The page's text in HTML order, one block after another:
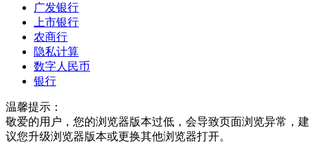
广发银行
上市银行
农商行
隐私计算
数字人民币
银行
温馨提示：
敬爱的用户，您的浏览器版本过低，会导致页面浏览异常，建
议您升级浏览器版本或更换其他浏览器打开。